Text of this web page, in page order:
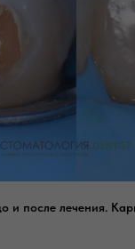
и после лечения.